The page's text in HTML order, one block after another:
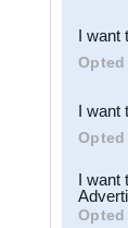
third
I want
Opted
I want
Opted
I want
Opted